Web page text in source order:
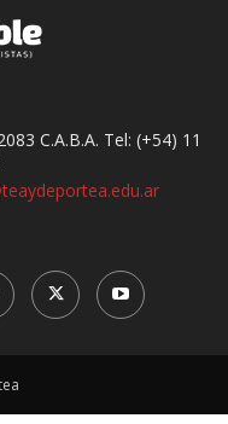
C.A.B.A. Tel: (+54) 11